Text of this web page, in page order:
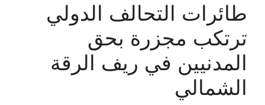
طائرات التحالف الدولي
ترتكب مجزرة بحق
المدنيين في ريف الرقة
الشمالي